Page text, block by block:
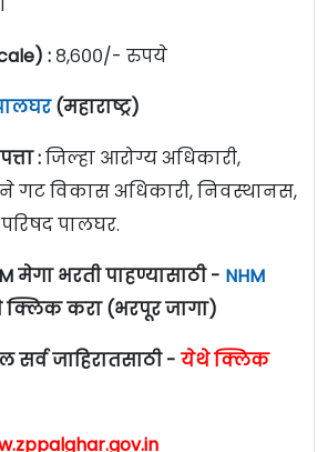
: ८,६००/- रुपये
(महाराष्ट्र)
: जिल्हा आरोग्य अधिकारी,
गट विकास अधिकारी, निवस्थानस,
पालघर.
मेगा भरती पाहण्यासाठी - NHM
करा (भरपूर जागा)
सर्व जाहिरातसाठी - येथे क्लिक